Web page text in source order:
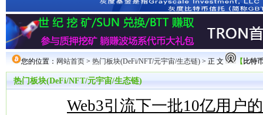
您的位置： 网站首页 > 热门板块(DeFi/NFT/元宇宙/生态链) > 正 文 【 比特
热门板块(DeFi/NFT/元宇宙/生态链)
Web3引流下一批10亿用户